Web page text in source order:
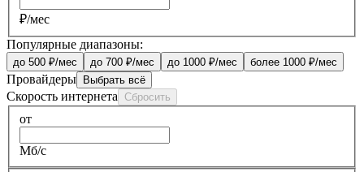
₽/мес
Популярные диапазоны:
до 500 ₽/мес до 700 ₽/мес до 1000 ₽/мес более 1000 ₽/мес
Провайдеры Выбрать всё
Скорость интернета Сбросить
от
Мб/с